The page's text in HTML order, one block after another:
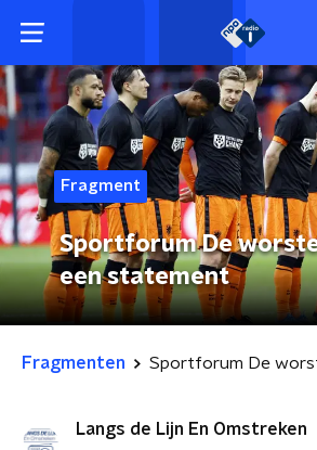
Fragment
Sportforum De
een statement
Fragmenten
Langs de Lijn En Omstreken